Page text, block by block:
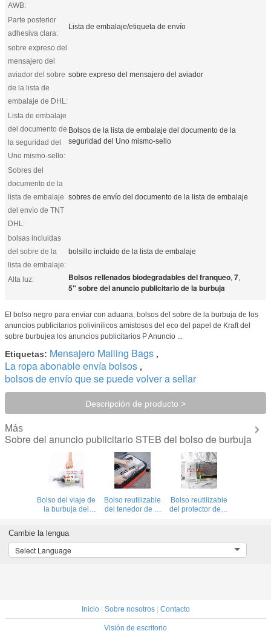
AWB:
Parte posterior
adhesiva clara:
Lista de embalaje/etiqueta de envío
sobre expreso del
mensajero del
aviador del sobre
de la lista de
embalaje de DHL:
sobre expreso del mensajero del aviador
Lista de embalaje
del documento de
la seguridad del
Uno mismo-sello:
Bolsos de la lista de embalaje del documento de la
seguridad del Uno mismo-sello
Sobres del
documento de la
lista de embalaje
del envío de TNT
DHL:
sobres de envío del documento de la lista de embalaje
bolsas incluidas
del sobre de la
lista de embalaje:
bolsillo incluido de la lista de embalaje
Alta luz: Bolsos rellenados biodegradables del franqueo, 7,
5" sobre del anuncio publicitario de la burbuja
El bolso negro para enviar con aduana, bolsos del sobre de la burbuja de los
anuncios publicitarios polivinílicos amistosos del eco del papel de Kraft del
sobre burbujea los anuncios publicitarios P Anuncio ...
Etiquetas: Mensajero Mailing Bags ,
La ropa abonable envía bolsos ,
bolsos de envío que se puede volver a sellar
Descripción de producto >
Más
Sobre del anuncio publicitario STEB del bolso de burbuja
Bolso del viaje de
la burbuja del
viaje del viaje con
el interior de la
burbuja y ks
Bolso reutilizable
del tenedor de la
plásticos del
ECO
Bolso reutilizable
del protector de la
de la botella de
Cambie la lengua
Select Language
Inicio| Sobre nosotros| Contacto
Visión de escritorio